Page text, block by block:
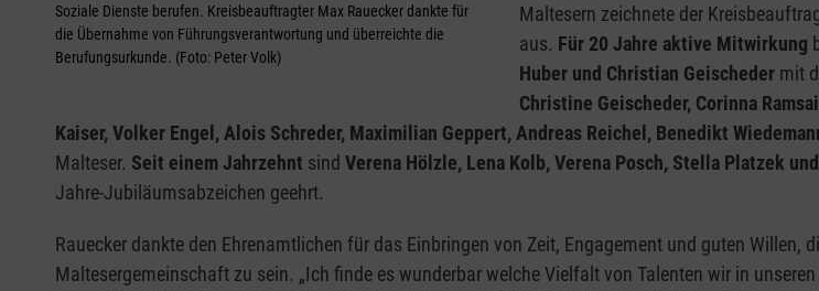
Soziale Dienste berufen. Kreisbeauftragter Max Rauecker dankte für
die Übernahme von Führungsverantwortung und überreichte die
Berufungsurkunde. (Foto: Peter Volk)
Maltesern zeichnete der
aus. Für 20 Jahre aktive Mitwirkung
Huber und Christian Geischeder mit
Christine Geischeder, Corinna
Kaiser, Volker Engel, Alois Schreder, Maximilian Geppert, Andreas Reichel, Benedikt
Malteser. Seit einem Jahrzehnt sind Verena Hölzle, Lena Kolb, Verena Posch, Stella Platzek
Jahre-Jubiläumsabzeichen geehrt.
Rauecker dankte den Ehrenamtlichen für das Einbringen von Zeit, Engagement und guten
Maltesergemeinschaft zu sein. „Ich finde es wunderbar welche Vielfalt von Talenten wir in